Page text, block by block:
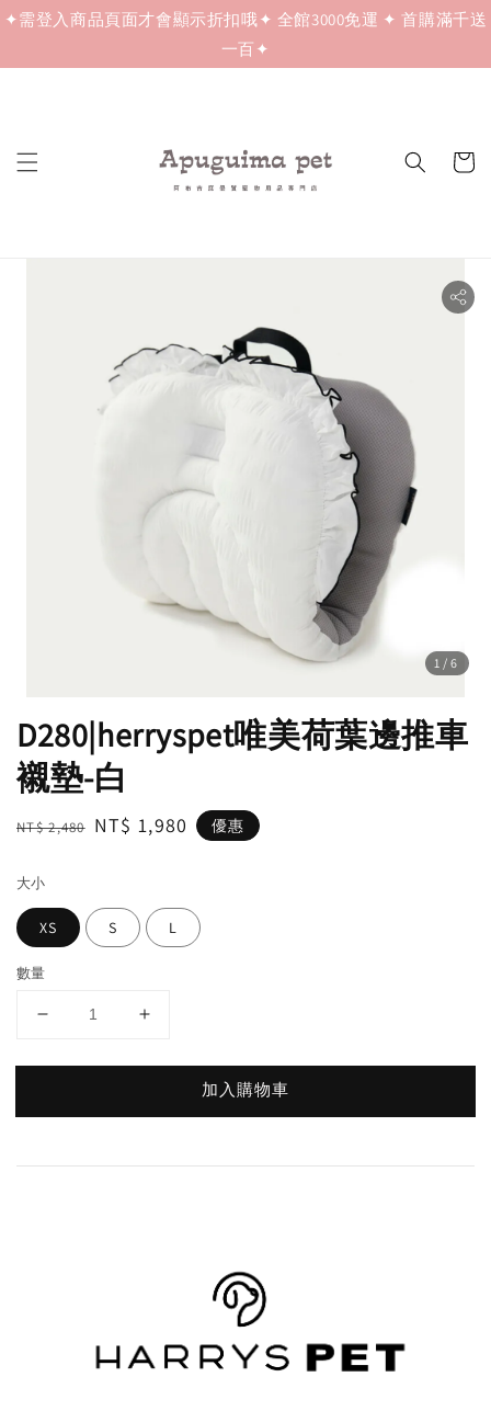
✦需登入商品頁面才會顯示折扣哦✦ 全館3000免運 ✦ 首購滿千送
一百✦
1 /6
D280|herryspet唯美荷葉邊推車
襯墊-白
Regular
NT$ 2,480 Sale
NT$ 1,980 優惠
大小
XS S L
數量
加入購物車